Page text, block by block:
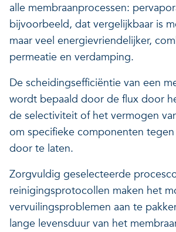
alle membraanprocessen:
bijvoorbeeld, dat vergelijkbaar is
maar veel energievriendelijker,
permeatie en verdamping.
De scheidingsefficiëntie van een
wordt bepaald door de flux door
de selectiviteit of het vermogen
om specifieke componenten
door te laten.
Zorgvuldig geselecteerde
reinigingsprotocollen maken het
vervuilingsproblemen aan te
lange levensduur van het